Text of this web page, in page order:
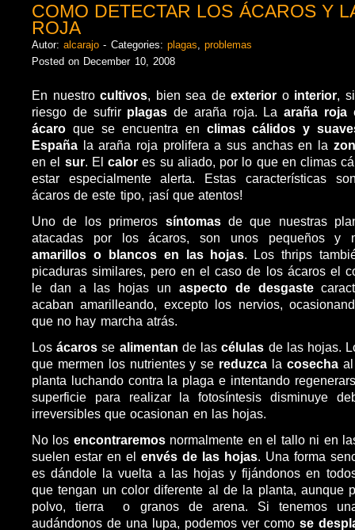
COMO DETECTAR LOS ÁCAROS Y
ROJA
Autor:alcarajo - Categories: plagas ,problemas
Posted on December 10, 2008
En nuestrocultivos, bien sea deexterior o interior,
riesgo de sufrir plagasde araña roja. Laaraña roja
ácaro que se encuentra en climas cálidos y
España la araña roja prolifera a sus anchas en la
en el sur. Elcalores su aliado, por lo que en climas
estar especialmente alerta. Estas características
ácaros de este tipo, ¡así que atentos!
Uno de los primeros síntomas de que nuestras
atacadas por los ácaros, son unos pequeños y
amarillos o blancos en las hojas. Los thrips
picaduras similares, pero en el caso de los ácaros el
le dan a las hojas un aspecto de desgaste
acaban amarilleando, excepto los nervios,
que no hay marcha atrás.
Losácarosse alimentan de lascélulas de las hojas.
que mermen los nutrientes y se reduzca la cosecha
planta luchando contra la plaga e intentando
superficie para realizar la fotosíntesis disminuye
irreversibles que ocasionan en las hojas.
No los encontraremos normalmente en el tallo ni en
suelen estar en el envés de las hojas. Una forma
es dándole la vuelta a las hojas y fijándonos en
que tengan un color diferente al de la planta, aunque
polvo, tierra o granos de arena. Si tenemos
audándonos de una lupa, podemos ver como se